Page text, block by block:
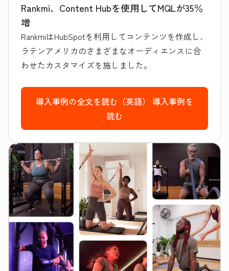
Rankmi、Content Hubを使用してMQLが35％
増
RankmiはHubSpotを利用してコンテンツを作成し、
ラテンアメリカのさまざまなオーディエンスに合
わせたカスタマイズを施しました。
導入事例の全文を読む（英語） 導入事例を
読む